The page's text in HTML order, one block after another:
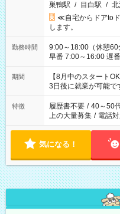
巣鴨駅 / 目白駅 / 北
≪自宅からドアto
します。
勤務時間
9:00～18:00（休憩60分） ■ご希望があれば下記シフ
早番 7:00～16:00 遅番
と休みを合わせたい
「できれば残業はし
ね。 ※Wワーク希望の方へ 今ご覧のお仕事で希望する勤務時間
と、もう1つのお仕事
合は応募できません。
期間
【8月中のスタート
3日後に就業が可能で
特徴 履歴書不要 / 40～50
上の大量募集 / 電話
気になる！